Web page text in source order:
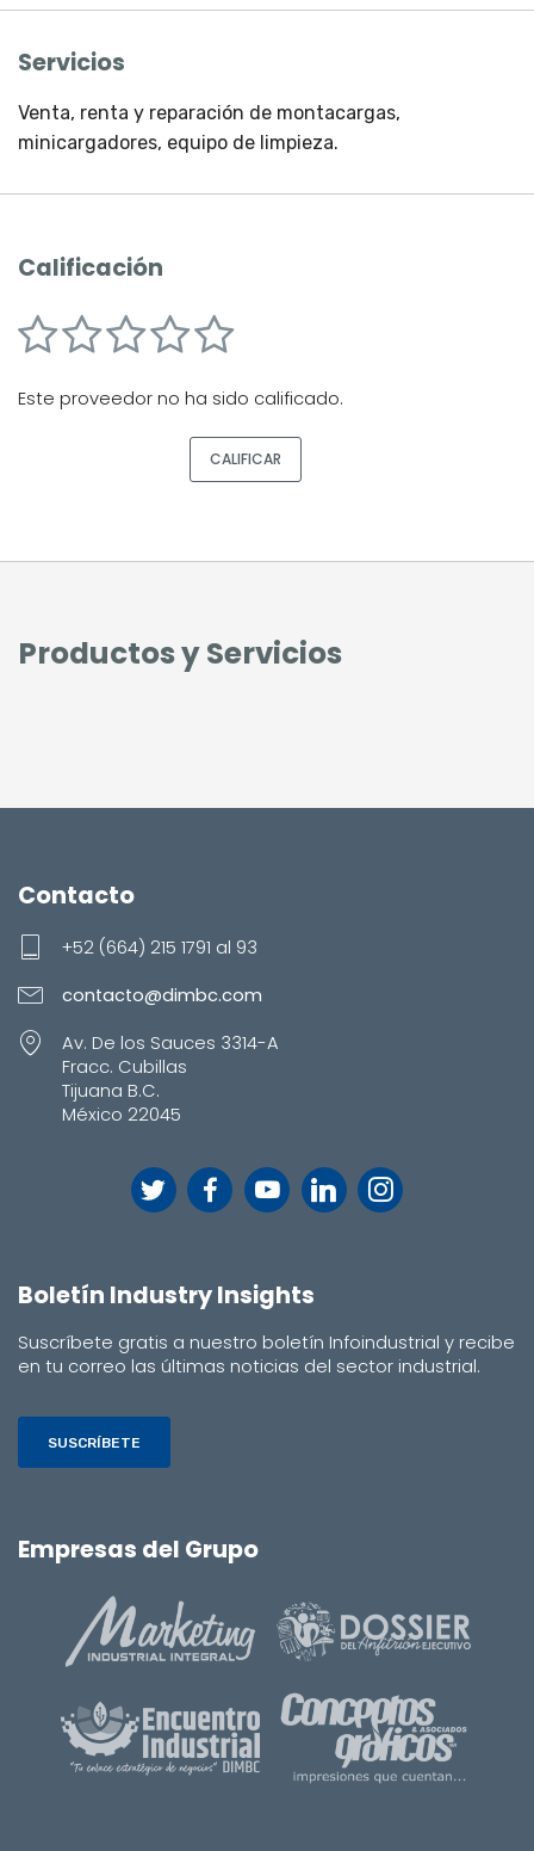
Servicios
Venta, renta y reparación de montacargas,
minicargadores, equipo de limpieza.
Calificación
Este proveedor no ha sido calificado.
CALIFICAR
Productos y Servicios
Contacto
+52 (664) 215 1791 al 93
contacto@dimbc.com
Av. De los Sauces 3314-A
Fracc. Cubillas
Tijuana B.C.
México 22045
Boletín Industry Insights
Suscríbete gratis a nuestro boletín Infoindustrial y recibe
en tu correo las últimas noticias del sector industrial.
SUSCRÍBETE
Empresas del Grupo